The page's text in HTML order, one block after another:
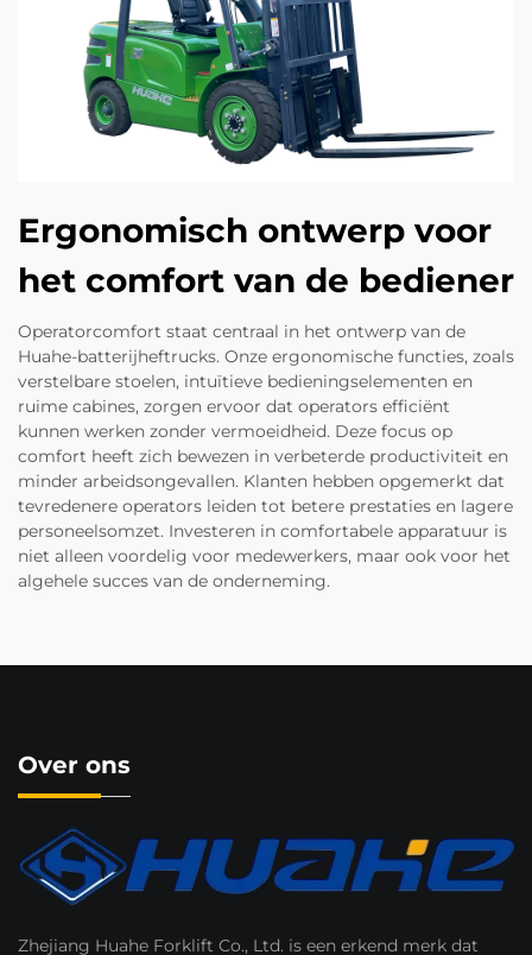
Ergonomisch ontwerp voor
het comfort van de bediener
Operatorcomfort staat centraal in het ontwerp van de
Huahe-batterijheftrucks. Onze ergonomische functies, zoals
verstelbare stoelen, intuïtieve bedieningselementen en
ruime cabines, zorgen ervoor dat operators efficiënt
kunnen werken zonder vermoeidheid. Deze focus op
comfort heeft zich bewezen in verbeterde productiviteit en
minder arbeidsongevallen. Klanten hebben opgemerkt dat
tevredenere operators leiden tot betere prestaties en lagere
personeelsomzet. Investeren in comfortabele apparatuur is
niet alleen voordelig voor medewerkers, maar ook voor het
algehele succes van de onderneming.
Over ons
Zhejiang Huahe Forklift Co., Ltd. is een erkend merk dat